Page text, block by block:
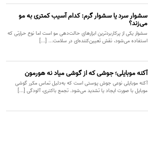
سشوار سرد یا سشوار گرم: کدام آسیب کمتری به مو
می‌زند؟
سشوار یکی از پرکاربردترین ابزارهای حالت‌دهی مو است اما نوع حرارتی که
استفاده می‌شود، نقش تعیین‌کننده‌ای در سلامت... [...]
آکنه موبایلی؛ جوشی که از گوشی میاد نه هورمون
آکنه موبایلی نوعی جوش پوستی است که به‌دلیل تماس مکرر گوشی
موبایل با صورت ایجاد یا تشدید می‌شود. تجمع باکتری، آلودگی [...]